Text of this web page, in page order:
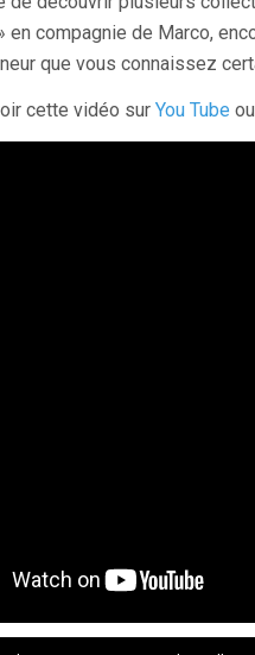
en compagnie de Marco,
que vous connaissez
cette vidéo sur You Tube